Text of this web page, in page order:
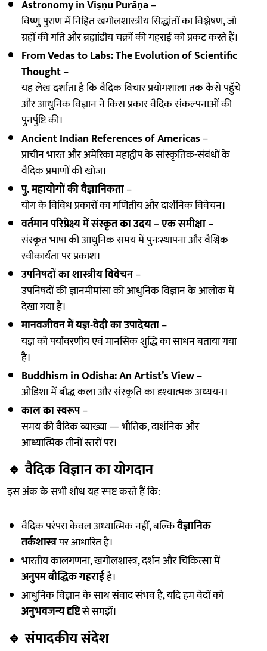
Astronomy in Viṣṇu Purāṇa–
विष्णु पुराण में निहित खगोलशास्त्रीय सिद्धांतों का विश्लेषण, जो
ग्रहों की गति और ब्रह्मांडीय चक्रों की गहराई को प्रकट करते हैं।
From Vedas to Labs: The Evolution of Scientific
Thought–
यह लेख दर्शाता है कि वैदिक विचार प्रयोगशाला तक कैसे पहुँचे
और आधुनिक विज्ञान ने किस प्रकार वैदिक संकल्पनाओं की
पुनर्पुष्टि की।
Ancient Indian References of Americas–
प्राचीन भारत और अमेरिका महाद्वीप के सांस्कृतिक-संबंधों के
वैदिक प्रमाणों की खोज।
पु. महायोगों की वैज्ञानिकता–
योग के विविध प्रकारों का गणितीय और दार्शनिक विवेचन।
वर्तमान परिप्रेक्ष्य में संस्कृत का उदय – एक समीक्षा–
संस्कृत भाषा की आधुनिक समय में पुनःस्थापना और वैश्विक
स्वीकार्यता पर प्रकाश।
उपनिषदों का शास्त्रीय विवेचन–
उपनिषदों की ज्ञानमीमांसा को आधुनिक विज्ञान के आलोक में
देखा गया है।
मानवजीवन में यज्ञ-वेदी का उपादेयता–
यज्ञ को पर्यावरणीय एवं मानसिक शुद्धि का साधन बताया गया
है।
Buddhism in Odisha: An Artist’s View–
ओडिशा में बौद्ध कला और संस्कृति का दृश्यात्मक अध्ययन।
काल का स्वरूप–
समय की वैदिक व्याख्या — भौतिक, दार्शनिक और
आध्यात्मिक तीनों स्तरों पर।
🔹वैदिक विज्ञान का योगदान
इस अंक के सभी शोध यह स्पष्ट करते हैं कि:
वैदिक परंपरा केवल अध्यात्मिक नहीं, बल्किवैज्ञानिक
तर्कशास्त्रपर आधारित है।
भारतीय कालगणना, खगोलशास्त्र, दर्शन और चिकित्सा में
अनुपम बौद्धिक गहराईहै।
आधुनिक विज्ञान के साथ संवाद संभव है, यदि हम वेदों को
अनुभवजन्य दृष्टिसे समझें।
🔹संपादकीय संदेश